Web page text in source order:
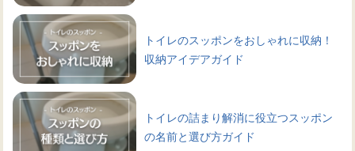
トイレのスッポンをおしゃれに収納！
収納アイデアガイド
トイレの詰まり解消に役立つスッポン
の名前と選び方ガイド